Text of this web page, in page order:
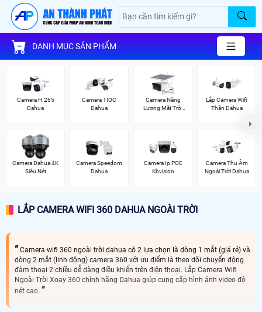
DANH MỤC SẢN PHẨM
Camera H.265
Dahua
Camera TIOC
Dahua
Camera Năng
Lượng Mặt Trời
Lắp Camera Wifi
Thân Dahua
Camera Dahua 4K
Siêu Nét
Camera Speedom
Dahua
Camera Ip POE
Kbvision
Camera Thu Âm
Ngoài Trời Dahua
LẮP CAMERA WIFI 360 DAHUA NGOÀI TRỜI
Camera wifi 360 ngoài trời dahua có 2 lựa chọn là dòng 1 mắt (giá rẻ) và
dòng 2 mắt (linh động) camera 360 với ưu điểm là theo dõi chuyển động
đàm thoại 2 chiều dễ dàng điều khiển trên điện thoại. Lắp Camera Wifi
Ngoài Trời Xoay 360 chính hãng Dahua giúp cung cấp hình ảnh video độ
nét cao.